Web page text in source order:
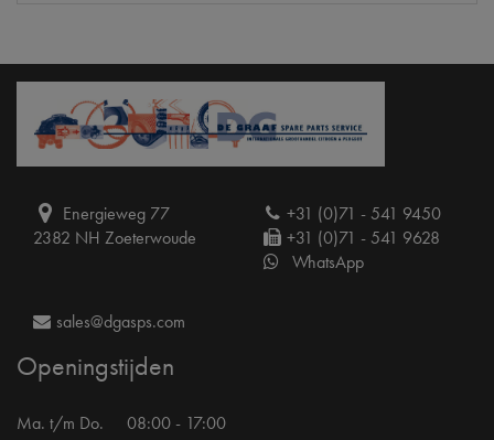
Energieweg 77
2382 NH Zoeterwoude
+31 (0)71 - 541 9450
+31 (0)71 - 541 9628
WhatsApp
sales@dgasps.com
Openingstijden
Ma. t/m Do.
08:00 - 17:00